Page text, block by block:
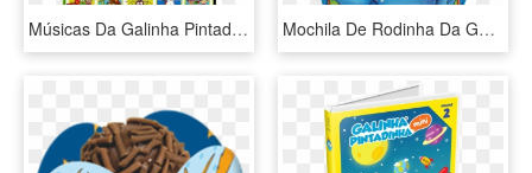
Músicas Da Galinha Pintadinha, HD Png Download Mochila De Rodinha Da Galinha Pintadinha, HD Png Download